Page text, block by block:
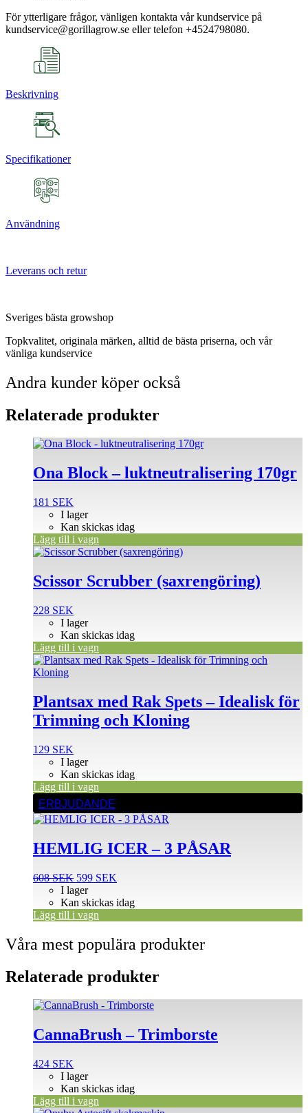
För ytterligare frågor, vänligen kontakta vår kundservice på
kundservice@gorillagrow.se eller telefon +4524798080.
Beskrivning
Specifikationer
Användning
Leverans och retur
Sveriges bästa growshop
Topkvalitet, originala märken, alltid de bästa priserna, och vår
vänliga kundservice
Andra kunder köper också
Relaterade produkter
Ona Block – luktneutralisering 170gr
181 SEK
I lager
Kan skickas idag
Lägg till i vagn
Scissor Scrubber (saxrengöring)
228 SEK
I lager
Kan skickas idag
Lägg till i vagn
Plantsax med Rak Spets – Idealisk för
Trimning och Kloning
129 SEK
I lager
Kan skickas idag
Lägg till i vagn
ERBJUDANDE
HEMLIG ICER – 3 PÅSAR
608SEK Det
ursprungliga
priset
var:
599 SEK
priset
I lager
Kan skickas idag
Lägg till i vagn
Våra mest populära produkter
Relaterade produkter
CannaBrush – Trimborste
424 SEK
I lager
Kan skickas idag
Lägg till i vagn